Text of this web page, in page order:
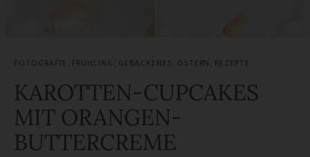
FOTOGRAFIE FRÜHLING GEBACKENES OSTERN REZEPTE
KAROTTEN-CUPCAKES
MIT ORANGEN-
BUTTERCREME